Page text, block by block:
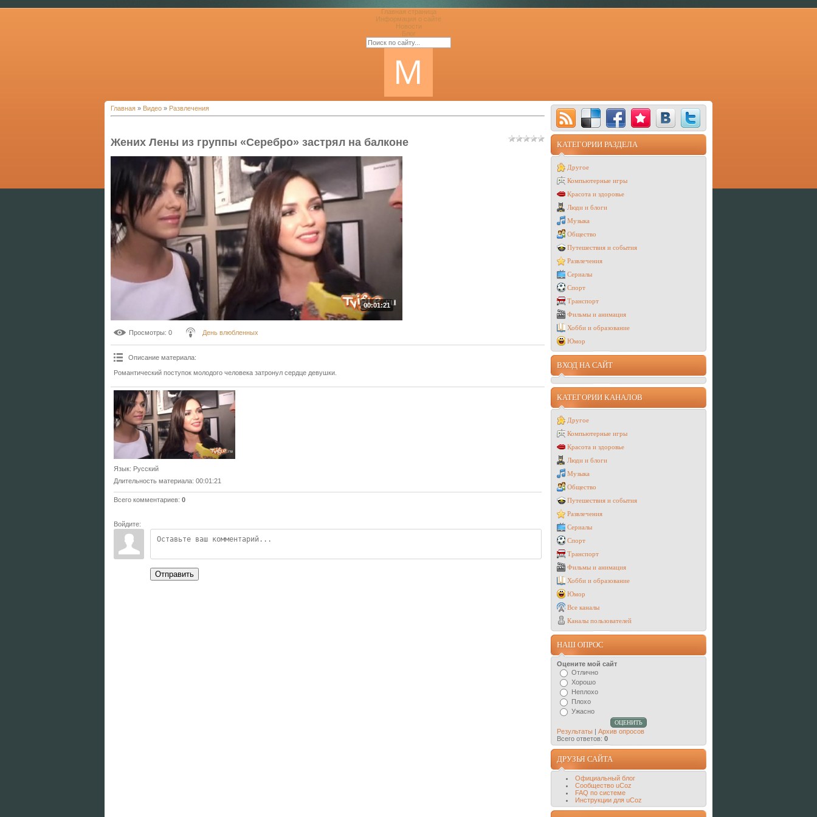
Главная страница
Информация о сайте
Новости
Блог
Главная » Видео » Развлечения
Жених Лены из группы «Серебро» застрял на балконе
00:01:21
Просмотры: 0 День влюбленных
Описание материала:
Романтический поступок молодого человека затронул сердце девушки.
Язык: Русский
Длительность материала: 00:01:21
Всего комментариев: 0
Войдите:
Отправить
КАТЕГОРИИ РАЗДЕЛА
Другое
Компьютерные игры
Красота и здоровье
Люди и блоги
Музыка
Общество
Путешествия и события
Развлечения
Сериалы
Спорт
Транспорт
Фильмы и анимация
Хобби и образование
Юмор
ВХОД НА САЙТ
КАТЕГОРИИ КАНАЛОВ
Другое
Компьютерные игры
Красота и здоровье
Люди и блоги
Музыка
Общество
Путешествия и события
Развлечения
Сериалы
Спорт
Транспорт
Фильмы и анимация
Хобби и образование
Юмор
Все каналы
Каналы пользователей
НАШ ОПРОС
Оцените мой сайт
Отлично
Хорошо
Неплохо
Плохо
Ужасно
Результаты | Архив опросов
Всего ответов: 0
ДРУЗЬЯ САЙТА
Официальный блог
Сообщество uCoz
FAQ по системе
Инструкции для uCoz